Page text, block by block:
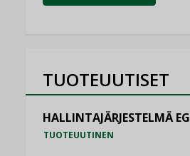
TUOTEUUTISET
HALLINTAJÄRJESTELMÄ EG
TUOTEUUTINEN